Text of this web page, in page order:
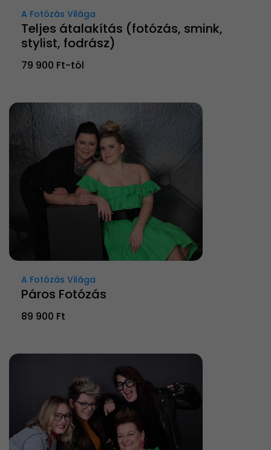
A Fotózás Világa
Teljes átalakítás (fotózás, smink,
stylist, fodrász)
79 900 Ft-tól
A Fotózás Világa
Páros Fotózás
89 900 Ft